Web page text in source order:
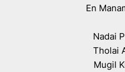
En
Nadai
Tholai
Mugil